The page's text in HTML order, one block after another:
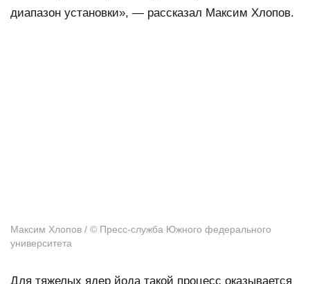
диапазон установки», — рассказал Максим Хлопов.
Максим Хлопов / © Пресс-служба Южного федерального
университета
Для тяжелых ядер йода такой процесс оказывается